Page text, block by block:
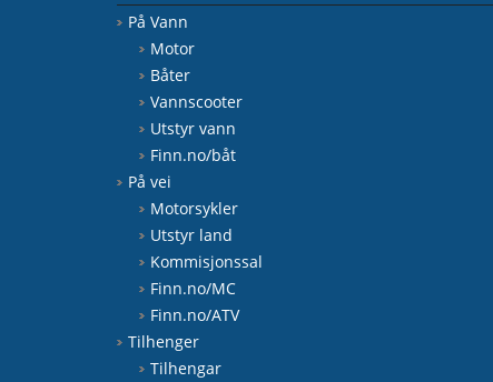
FINN.NO/BÅT
På Vann
Motor
Båter
Vannscooter
Utstyr vann
Finn.no/båt
På vei
Motorsykler
Utstyr land
Kommisjonssal
Finn.no/MC
Finn.no/ATV
Tilhenger
Tilhengar